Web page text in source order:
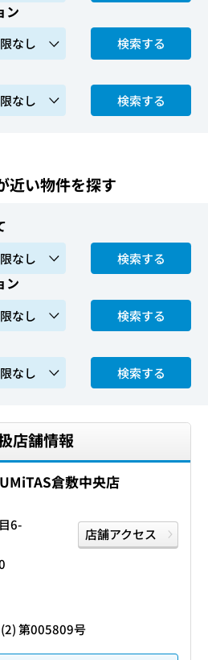
ン
検索する
検索する
近い物件を探す
検索する
ン
検索する
検索する
店舗情報
倉敷中央店
6-
店舗アクセス
第005809号